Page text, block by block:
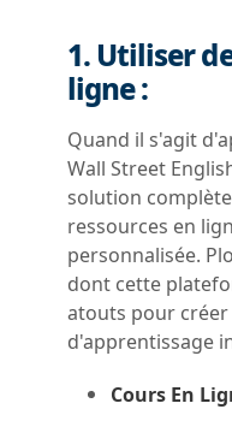
1. Utiliser
ligne :
Quand il s'agit
Wall Street
solution
ressources en
personnalisée.
dont cette
atouts pour
d'apprentissage
Cours En